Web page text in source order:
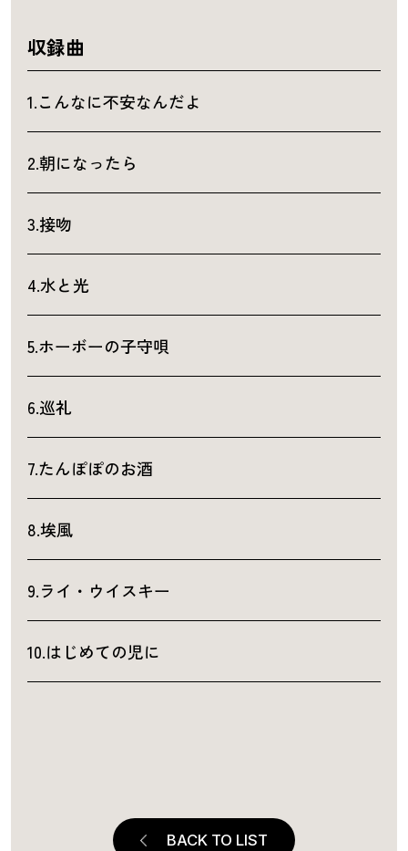
収録曲
1.こんなに不安なんだよ
2.朝になったら
3.接吻
4.水と光
5.ホーボーの子守唄
6.巡礼
7.たんぽぽのお酒
8.埃風
9.ライ・ウイスキー
10.はじめての児に
BACK TO LIST